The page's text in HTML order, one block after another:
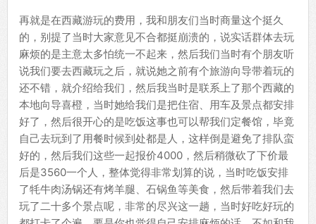
再就是在西藏游玩的费用，我和朋友们当时商量这个挺久
的，别提了当时大家意见不合都挺崩溃的，说实话群体去玩
麻烦的是主意太多怕统一不起来，然后我们当时有个朋友听
说我们要去西藏玩之后，就说她之前有个旅游向导带着玩的
还不错，就介绍给我们，然后我当时是联系上了那个西藏的
本地向导喜橙，当时她给我们是把住宿、用车及景点都安排
好了，然后很开心的是吃饭这事也可以帮我们定餐馆，毕竟
自己去玩到了用餐时候到处都是人，这样倒是避免了排队蛮
好的，然后我们这些一起报价4000，然后稍微砍了下价最
后是3560一个人，整体觉得非常划算的说，当时吃饭安排
了牦牛肉汤锅还有烤羊腿、石锅鱼等美食，然后带着我们去
玩了二十多个景点呢，非常的尽兴这一趟，当时好吃好玩的